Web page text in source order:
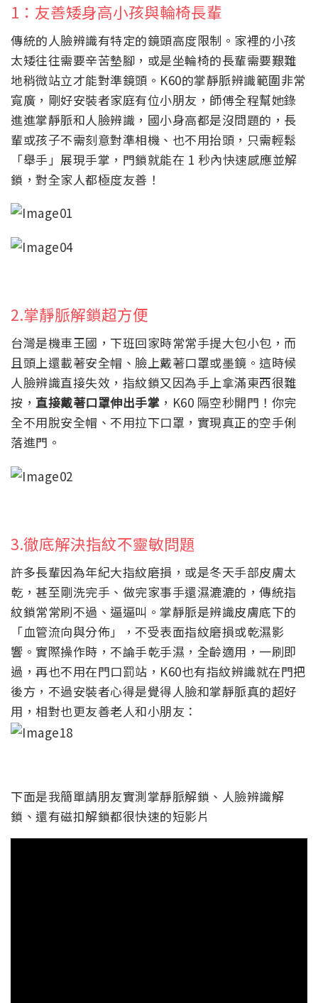
1：友善矮身高小孩與輪椅長輩
傳統的人臉辨識有特定的鏡頭高度限制。家裡的小孩
太矮往往需要辛苦墊腳，或是坐輪椅的長輩需要艱難
地稍微站立才能對準鏡頭。K60的掌靜脈辨識範圍非常
寬廣，剛好安裝者家庭有位小朋友，師傅全程幫她錄
進進掌靜脈和人臉辨識，國小身高都是沒問題的，長
輩或孩子不需刻意對準相機、也不用抬頭，只需輕鬆
「舉手」展現手掌，門鎖就能在 1 秒內快速感應並解
鎖，對全家人都極度友善！
2.掌靜脈解鎖超方便
台灣是機車王國，下班回家時常常手提大包小包，而
且頭上還載著安全帽、臉上戴著口罩或墨鏡。這時候
人臉辨識直接失效，指紋鎖又因為手上拿滿東西很難
按， 直接戴著口罩伸出手掌 ，K60 隔空秒開門！你完
全不用脫安全帽、不用拉下口罩，實現真正的空手俐
落進門。
3.徹底解決指紋不靈敏問題
許多長輩因為年紀大指紋磨損，或是冬天手部皮膚太
乾，甚至剛洗完手、做完家事手還濕漉漉的，傳統指
紋鎖常常刷不過、逼逼叫。掌靜脈是辨識皮膚底下的
「血管流向與分佈」，不受表面指紋磨損或乾濕影
響。實際操作時，不論手乾手濕，全齡適用，一刷即
過，再也不用在門口罰站，K60也有指紋辨識就在門把
後方，不過安裝者心得是覺得人臉和掌靜脈真的超好
用，相對也更友善老人和小朋友：
下面是我簡單請朋友實測掌靜脈解鎖、人臉辨識解
鎖、還有磁扣解鎖都很快速的短影片